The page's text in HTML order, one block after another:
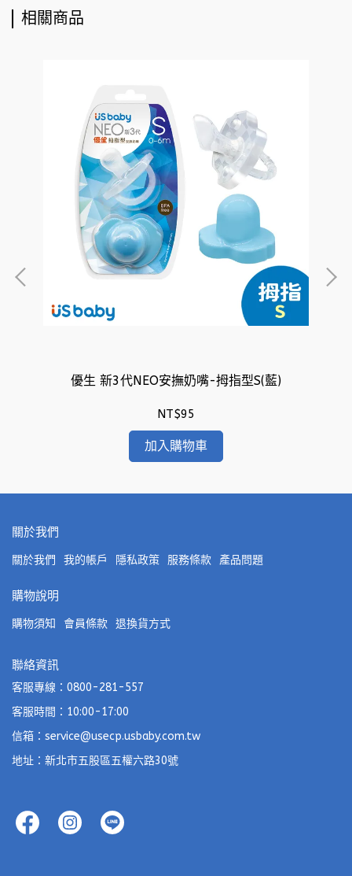
相關商品
優生 新3代NEO安撫奶嘴-拇指型S(藍)
NT$95
加入購物車
關於我們
關於我們 我的帳戶 隱私政策 服務條款 產品問題
購物說明
購物須知 會員條款 退換貨方式
聯絡資訊
客服專線：0800-281-557
客服時間：10:00-17:00
信箱：service@usecp.usbaby.com.tw
地址：新北市五股區五權六路30號